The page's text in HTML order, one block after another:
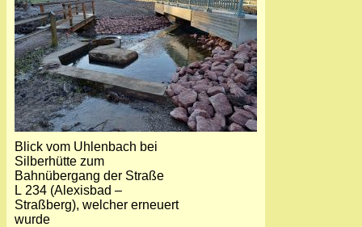
Blick vom Uhlenbach bei
Silberhütte zum
Bahnübergang der Straße
L 234 (Alexisbad –
Straßberg), welcher erneuert
wurde